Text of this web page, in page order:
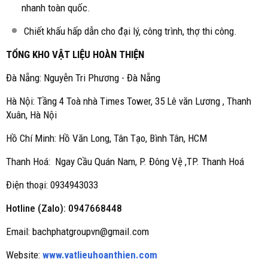
nhanh toàn quốc.
Chiết khấu hấp dẫn cho đại lý, công trình, thợ thi công.
TỔNG KHO VẬT LIỆU HOÀN THIỆN
Đà Nẵng: Nguyễn Tri Phương - Đà Nẵng
Hà Nội: Tầng 4 Toà nhà Times Tower, 35 Lê văn Lương , Thanh
Xuân, Hà Nội
Hồ Chí Minh: Hồ Văn Long, Tân Tạo, Bình Tân, HCM
Thanh Hoá: Ngay Cầu Quán Nam, P. Đông Vệ ,TP. Thanh Hoá
Điện thoại: 0934943033
Hotline (Zalo): 0947668448
Email: bachphatgroupvn@gmail.com
Website: www.vatlieuhoanthien.com